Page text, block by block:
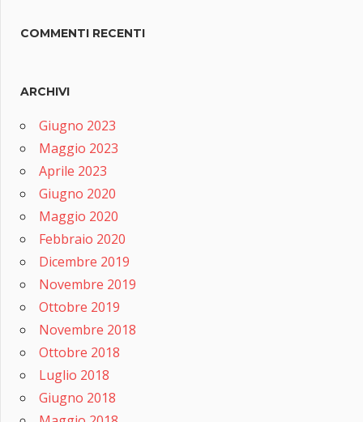
COMMENTI RECENTI
ARCHIVI
Giugno 2023
Maggio 2023
Aprile 2023
Giugno 2020
Maggio 2020
Febbraio 2020
Dicembre 2019
Novembre 2019
Ottobre 2019
Novembre 2018
Ottobre 2018
Luglio 2018
Giugno 2018